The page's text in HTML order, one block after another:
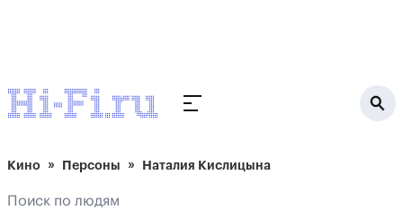
Кино Персоны Наталия Кислицына
Поиск по людям